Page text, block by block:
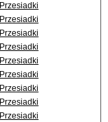
Przesiadki
Przesiadki
Przesiadki
Przesiadki
Przesiadki
Przesiadki
Przesiadki
Przesiadki
Przesiadki